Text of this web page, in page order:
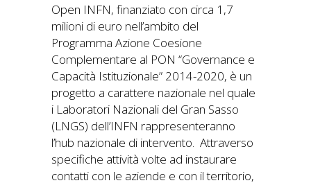
Open INFN, finanziato con circa 1,7
milioni di euro nell’ambito del
Programma Azione Coesione
Complementare al PON “Governance e
Capacità Istituzionale” 2014-2020, è un
progetto a carattere nazionale nel quale
i Laboratori Nazionali del Gran Sasso
(LNGS) dell’INFN rappresenteranno
l’hub nazionale di intervento. Attraverso
specifiche attività volte ad instaurare
contatti con le aziende e con il territorio,